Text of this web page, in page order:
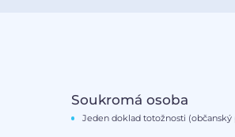
Soukromá osoba
Jeden doklad totožnosti (občanský